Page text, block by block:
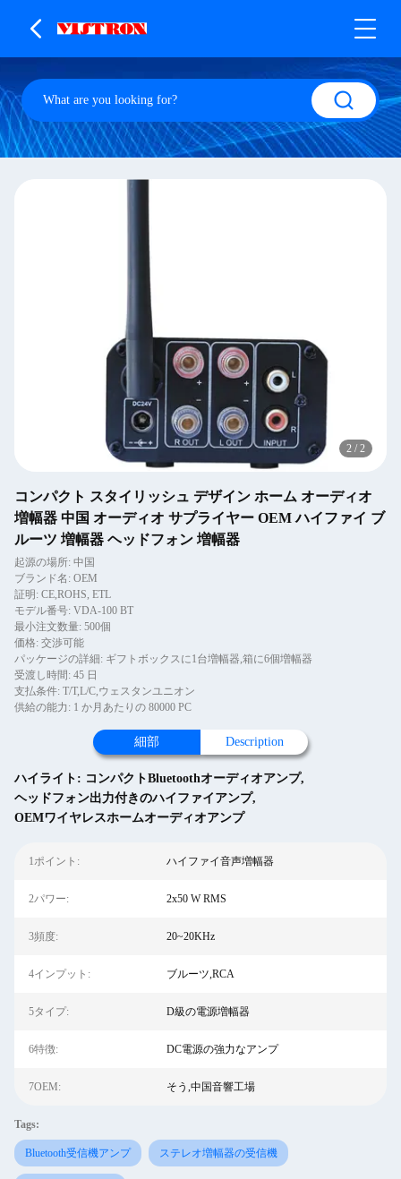
2 / 2
コンパクト スタイリッシュ デザイン ホーム オーディオ
増幅器 中国 オーディオ サプライヤー OEM ハイファイ ブ
ルーツ 増幅器 ヘッドフォン 増幅器
起源の場所: 中国
ブランド名: OEM
証明: CE,ROHS, ETL
モデル番号: VDA-100 BT
最小注文数量: 500個
価格: 交渉可能
パッケージの詳細: ギフトボックスに1台増幅器,箱に6個増幅器
受渡し時間: 45 日
支払条件: T/T,L/C,ウェスタンユニオン
供給の能力: 1 か月あたりの 80000 PC
細部 Description
ハイライト: コンパクトBluetoothオーディオアンプ,
ヘッドフォン出力付きのハイファイアンプ,
OEMワイヤレスホームオーディオアンプ
1ポイント: ハイファイ音声増幅器
2パワー: 2x50 W RMS
3頻度: 20~20KHz
4インプット: ブルーツ,RCA
5タイプ: D級の電源増幅器
6特徴: DC電源の強力なアンプ
7OEM: そう,中国音響工場
Tags:
Bluetooth受信機アンプ ステレオ増幅器の受信機